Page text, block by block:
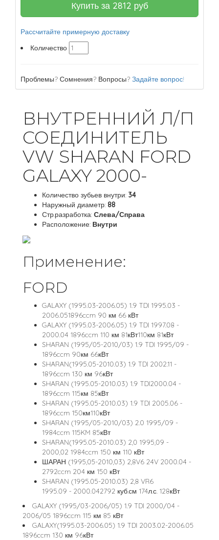
Купить за 2812 руб
Рассчитайте примерную доставку
Количество
Проблемы? Сомнения? Вопросы? Задайте вопрос!
ВНУТРЕННИЙ Л/П
СОЕДИНИТЕЛЬ
VW SHARAN FORD
GALAXY 2000-
Количество зубьев внутри: 34
Наружный диаметр: 88
Стр.разработка: Слева/Справа
Расположение: Внутри
Применение:
FORD
GALAXY (1995.03-2006.05) 1.9 TDI 1995.03 -
2006.051896ccm 90 км 66 кВт
GALAXY (1995.03-2006.05) 1.9 TDI 1997.08 -
2000.04 1896ccm 110 км 81кВт110км 81кВт
SHARAN (1995/05-2010/03) 1.9 TDI 1995/09 -
1896ccm 90км 66кВт
SHARAN(1995.05-2010.03) 1.9 TDI 2002.11 -
1896ccm 130 км 96кВт
SHARAN (1995.05-2010.03) 1.9 TDI2000.04 -
1896ccm 115км 85кВт
SHARAN (1995.05-2010.03) 1.9 TDI 2005.06 -
1896ccm 150км110кВт
SHARAN (1995/05-2010/03) 2.0 1995/09 -
1984ccm 115KM 85кВт
SHARAN(1995.05-2010.03) 2,0 1995,09 -
2000,02 1984ccm 150 км 110 кВт
ШАРАН (1995,05-2010,03) 2,8V6 24V 2000.04 -
2792ccm 204 км 150 кВт
SHARAN (1995.05-2010.03) 2,8 VR6
1995.09 - 2000.042792 куб.см 174л.с. 128кВт
GALAXY (1995/03-2006/05) 1.9 TDI 2000/04 -
2006/05 1896ccm 115 км 85 кВт
GALAXY(1995.03-2006.05) 1.9 TDI 2003.02-2006.05
1896ccm 130 км 96кВт